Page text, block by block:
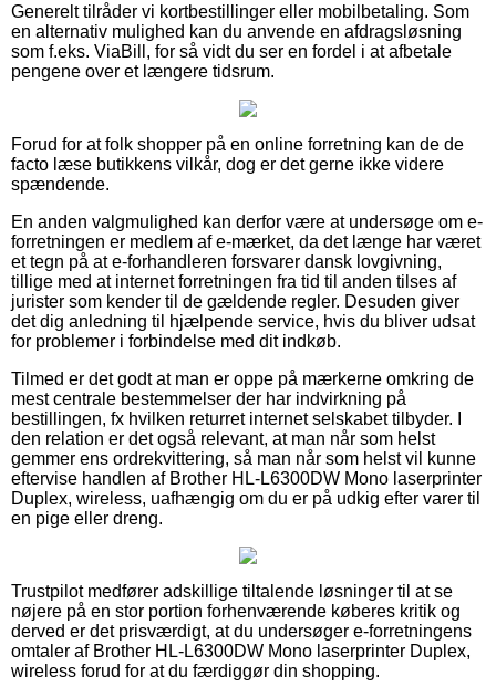
Generelt tilråder vi kortbestillinger eller mobilbetaling. Som
en alternativ mulighed kan du anvende en afdragsløsning
som f.eks. ViaBill, for så vidt du ser en fordel i at afbetale
pengene over et længere tidsrum.
Forud for at folk shopper på en online forretning kan de de
facto læse butikkens vilkår, dog er det gerne ikke videre
spændende.
En anden valgmulighed kan derfor være at undersøge om e-
forretningen er medlem af e-mærket, da det længe har været
et tegn på at e-forhandleren forsvarer dansk lovgivning,
tillige med at internet forretningen fra tid til anden tilses af
jurister som kender til de gældende regler. Desuden giver
det dig anledning til hjælpende service, hvis du bliver udsat
for problemer i forbindelse med dit indkøb.
Tilmed er det godt at man er oppe på mærkerne omkring de
mest centrale bestemmelser der har indvirkning på
bestillingen, fx hvilken returret internet selskabet tilbyder. I
den relation er det også relevant, at man når som helst
gemmer ens ordrekvittering, så man når som helst vil kunne
eftervise handlen af Brother HL-L6300DW Mono laserprinter
Duplex, wireless, uafhængig om du er på udkig efter varer til
en pige eller dreng.
Trustpilot medfører adskillige tiltalende løsninger til at se
nøjere på en stor portion forhenværende køberes kritik og
derved er det prisværdigt, at du undersøger e-forretningens
omtaler af Brother HL-L6300DW Mono laserprinter Duplex,
wireless forud for at du færdiggør din shopping.